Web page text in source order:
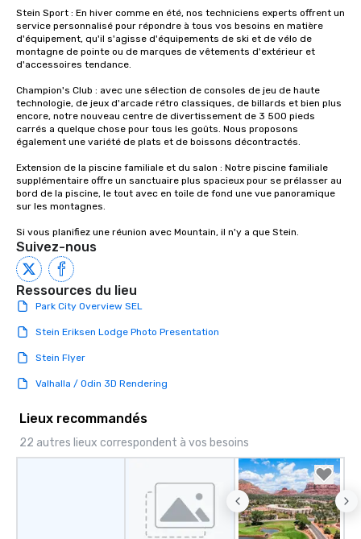
Stein Sport : En hiver comme en été, nos techniciens experts offrent un
service personnalisé pour répondre à tous vos besoins en matière
d'équipement, qu'il s'agisse d'équipements de ski et de vélo de
montagne de pointe ou de marques de vêtements d'extérieur et
d'accessoires tendance.
Champion's Club : avec une sélection de consoles de jeu de haute
technologie, de jeux d'arcade rétro classiques, de billards et bien plus
encore, notre nouveau centre de divertissement de 3 500 pieds
carrés a quelque chose pour tous les goûts. Nous proposons
également une variété de plats et de boissons décontractés.
Extension de la piscine familiale et du salon : Notre piscine familiale
supplémentaire offre un sanctuaire plus spacieux pour se prélasser au
bord de la piscine, le tout avec en toile de fond une vue panoramique
sur les montagnes.
Si vous planifiez une réunion avec Mountain, il n'y a que Stein.
Suivez-nous
Ressources du lieu
Park City Overview SEL
Stein Eriksen Lodge Photo Presentation
Stein Flyer
Valhalla / Odin 3D Rendering
Lieux recommandés
22 autres lieux correspondent à vos besoins